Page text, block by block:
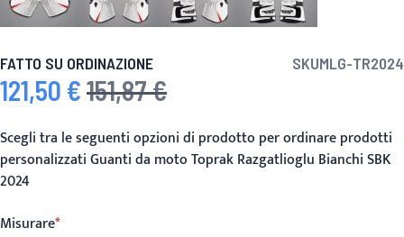
FATTO SU ORDINAZIONE SKUMLG-TR2024
Prezzo speciale
121,50 € Prezzo predefinito
151,87 €
Scegli tra le seguenti opzioni di prodotto per ordinare prodotti
personalizzati Guanti da moto Toprak Razgatlioglu Bianchi SBK
2024
Misurare